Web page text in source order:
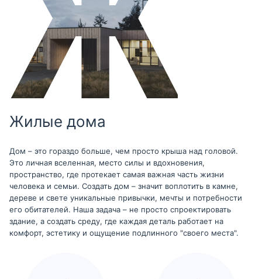
Жилые дома
Дом – это гораздо больше, чем просто крыша над головой.
Это личная вселенная, место силы и вдохновения,
пространство, где протекает самая важная часть жизни
человека и семьи. Создать дом – значит воплотить в камне,
дереве и свете уникальные привычки, мечты и потребности
его обитателей. Наша задача – не просто спроектировать
здание, а создать среду, где каждая деталь работает на
комфорт, эстетику и ощущение подлинного "своего места".